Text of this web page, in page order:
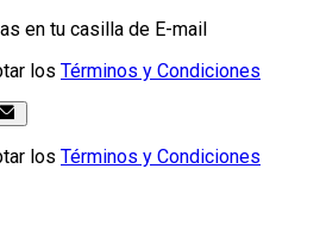
en tu casilla de E-mail
los Términos y Condiciones
los Términos y Condiciones